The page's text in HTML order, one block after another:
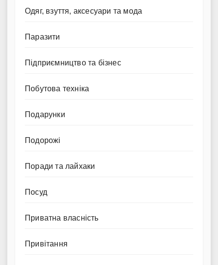
Одяг, взуття, аксесуари та мода
Паразити
Підприємництво та бізнес
Побутова техніка
Подарунки
Подорожі
Поради та лайхаки
Посуд
Приватна власність
Привітання